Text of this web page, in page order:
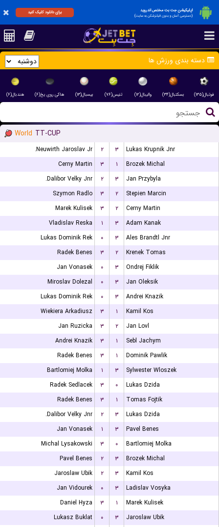
اپلیکیشن جت بت مختص اندروید
(دسترسی آسان و بدون فیلترشکن به سایت)
برای دانلود کلیک کنید
دسته بندی ورزش ها
فوتبال(۱۳۵) بسکتبال(۳۴) والیبال(۱۲) تنیس(۷۶) بیسبال(۱۳) هاکی روی یخ(۶) هندبال(۶)
World TT-CUP
Neuwirth Jaroslav Jr. ۲ ۳
Lukas Krupnik Jnr
Cerny Martin
۳ ۱
Brozek Michal
Dalibor Velky Jnr.
۲ ۳
Jan Przybyla
Szymon Radlo
۳ ۲
Stepien Marcin
Marek Kulisek
۳ ۲
Cerny Martin
Vladislav Reska
۱ ۳
Adam Kanak
Lukas Dominik Rek
۰ ۳
Ales Brandtl Jnr
Radek Benes
۳ ۲
Krenek Tomas
Jan Vonasek
۰ ۳
Ondrej Fiklik
Miroslav Dolezal
۰ ۳
Jan Oleksik
Lukas Dominik Rek
۰ ۳
Andrei Knazik
Wiekiera Arkadiusz
۳ ۱
Kamil Kos
Jan Ruzicka
۳ ۲
Jan Lovl
Andrei Knazik
۳ ۱
Sebl Jachym
Radek Benes
۳ ۱
Dominik Pawlik
Bartlomiej Molka
۱ ۳
Sylwester Wloszek
Radek Sedlacek
۳ ۰
Lukas Dzida
Radek Benes
۳ ۱
Tomas Fojtik
Dalibor Velky Jnr.
۲ ۳
Lukas Dzida
Jan Vonasek
۱ ۳
Pavel Benes
Michal Lysakowski
۳ ۰
Bartlomiej Molka
Pavel Benes
۲ ۳
Brozek Michal
Jaroslaw Ubik
۲ ۳
Kamil Kos
Jan Vidourek
۰ ۳
Ladislav Vosyka
Daniel Hyza
۳ ۱
Marek Kulisek
Lukasz Buklat
۰ ۳
Jaroslaw Ubik